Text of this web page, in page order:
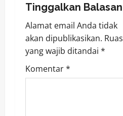
a
v
i
g
Tinggalkan Balasan
Alamat email Anda tidak
akan dipublikasikan. Ruas
yang wajib ditandai *
Komentar*